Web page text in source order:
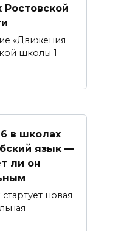
«Движения
школы 1
в школах
язык —
ли он
новая